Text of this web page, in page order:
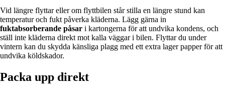
Vid längre flyttar eller om flyttbilen står stilla en längre stund kan
temperatur och fukt påverka kläderna. Lägg gärna in
fuktabsorberande påsar i kartongerna för att undvika kondens, och
ställ inte kläderna direkt mot kalla väggar i bilen. Flyttar du under
vintern kan du skydda känsliga plagg med ett extra lager papper för att
undvika köldskador.
Packa upp direkt